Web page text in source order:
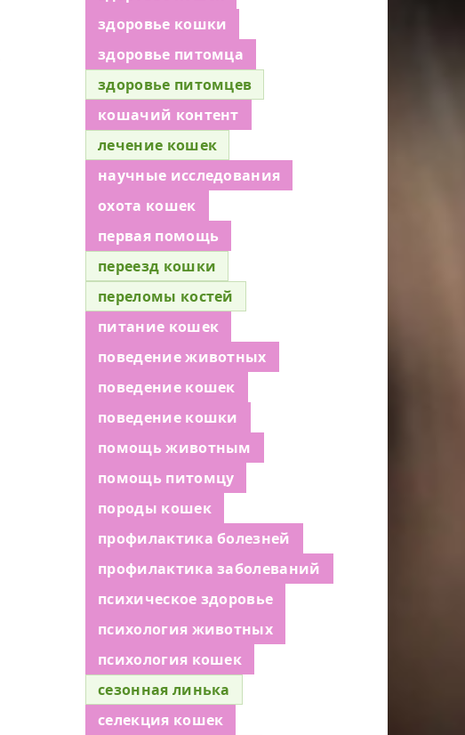
здоровье кошки
здоровье питомца
здоровье питомцев
кошачий контент
лечение кошек
научные исследования
охота кошек
первая помощь
переезд кошки
переломы костей
питание кошек
поведение животных
поведение кошек
поведение кошки
помощь животным
помощь питомцу
породы кошек
профилактика болезней
профилактика заболеваний
психическое здоровье
психология животных
психология кошек
сезонная линька
селекция кошек